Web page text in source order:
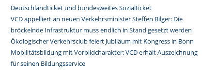
Deutschlandticket und bundesweites Sozialticket
VCD appelliert an neuen Verkehrsminister Steffen Bilger: Die
bröckelnde Infrastruktur muss endlich in Stand gesetzt werden
Ökologischer Verkehrsclub feiert Jubiläum mit Kongress in Bonn
Mobilitätsbildung mit Vorbildcharakter: VCD erhält Auszeichnung
für seinen Bildungsservice